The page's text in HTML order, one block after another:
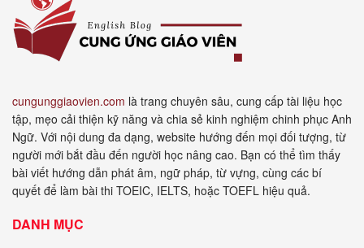
cungunggiaovien.com là trang chuyên sâu, cung cấp tài liệu học
tập, mẹo cải thiện kỹ năng và chia sẻ kinh nghiệm chinh phục Anh
Ngữ. Với nội dung đa dạng, website hướng đến mọi đối tượng, từ
người mới bắt đầu đến người học nâng cao. Bạn có thể tìm thấy
bài viết hướng dẫn phát âm, ngữ pháp, từ vựng, cùng các bí
quyết để làm bài thi TOEIC, IELTS, hoặc TOEFL hiệu quả.
DANH MỤC